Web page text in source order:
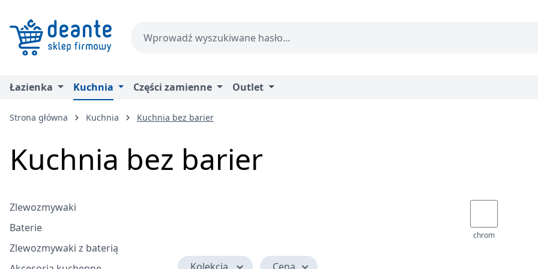
Łazienka Kuchnia Części zamienne Outlet
Strona główna Kuchnia Kuchnia bez barier
Kuchnia bez barier
Zlewozmywaki
Baterie
Zlewozmywaki z baterią
chrom
Kolekcja Cena